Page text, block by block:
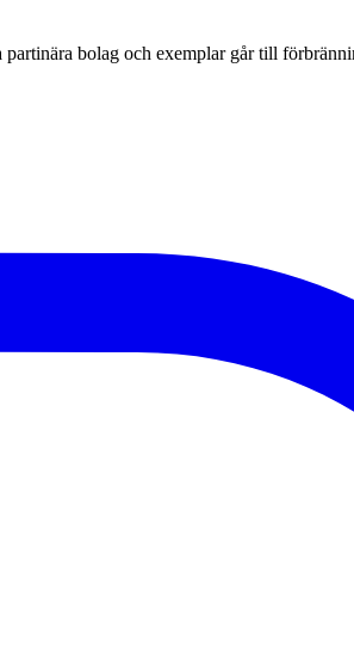
bolag och exemplar går till